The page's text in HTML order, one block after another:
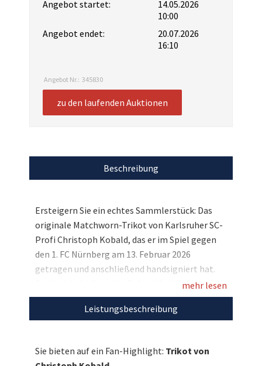
Angebot startet:
14.05.2026
10:00
Angebot endet:
20.07.2026
16:10
Angebot Nr.: 345830
zu den laufenden Auktionen
Beschreibung
Ersteigern Sie ein echtes Sammlerstück: Das
originale Matchworn-Trikot von Karlsruher SC-
Profi Christoph Kobald, das er im Spiel gegen
den 1. FC Nürnberg am 13. Februar 2026
getragen und anschließend handsigniert hat.
Ein Highlight für jeden Fußballfan! Dieses
authentische Erinnerungsstück ein echtes
Highlight für jeden KSC-Fan. Sichern Sie sich
Entdecken Sie bei uns auch weitere
mehr lesen
Leistungsbeschreibung
Sie bieten auf ein Fan-Highlight: Trikot von